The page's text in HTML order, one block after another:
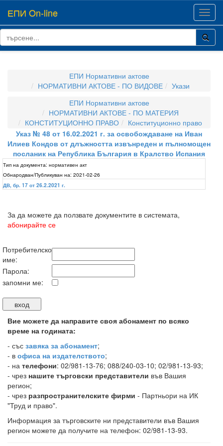
ЕПИ On-line
ЕПИ Нормативни актове
НОРМАТИВНИ АКТОВЕ - ПО ВИДОВЕ
Укази
ЕПИ Нормативни актове
НОРМАТИВНИ АКТОВЕ - ПО МАТЕРИЯ
КОНСТИТУЦИОННО ПРАВО
Конституционно право
Указ № 48 от 16.02.2021 г. за освобождаване на Иван
Илиев Кондов от длъжността извънреден и пълномощен
посланик на Република България в Кралство Испания
Тип на документа: нормативен акт
Обнародван/Публикуван на: 2021-02-26
ДВ, бр. 17 от 26.2.2021 г.
За да можете да ползвате документите в системата,
абонирайте се
Потребителско
име:
Парола:
запомни ме:
Вие можете да направите своя абонамент по всяко
време на годината:
- със завяка за абонамент;
- в офиса на издателството;
- на телефони: 02/981-13-76; 088/240-03-10; 02/981-13-93;
- чрез нашите търговски представители във Вашия
регион;
- чрез разпространителските фирми - Партньори на ИК
"Труд и право".
Информация за търговските ни представители във Вашия
регион можете да получите на телефон: 02/981-13-93.